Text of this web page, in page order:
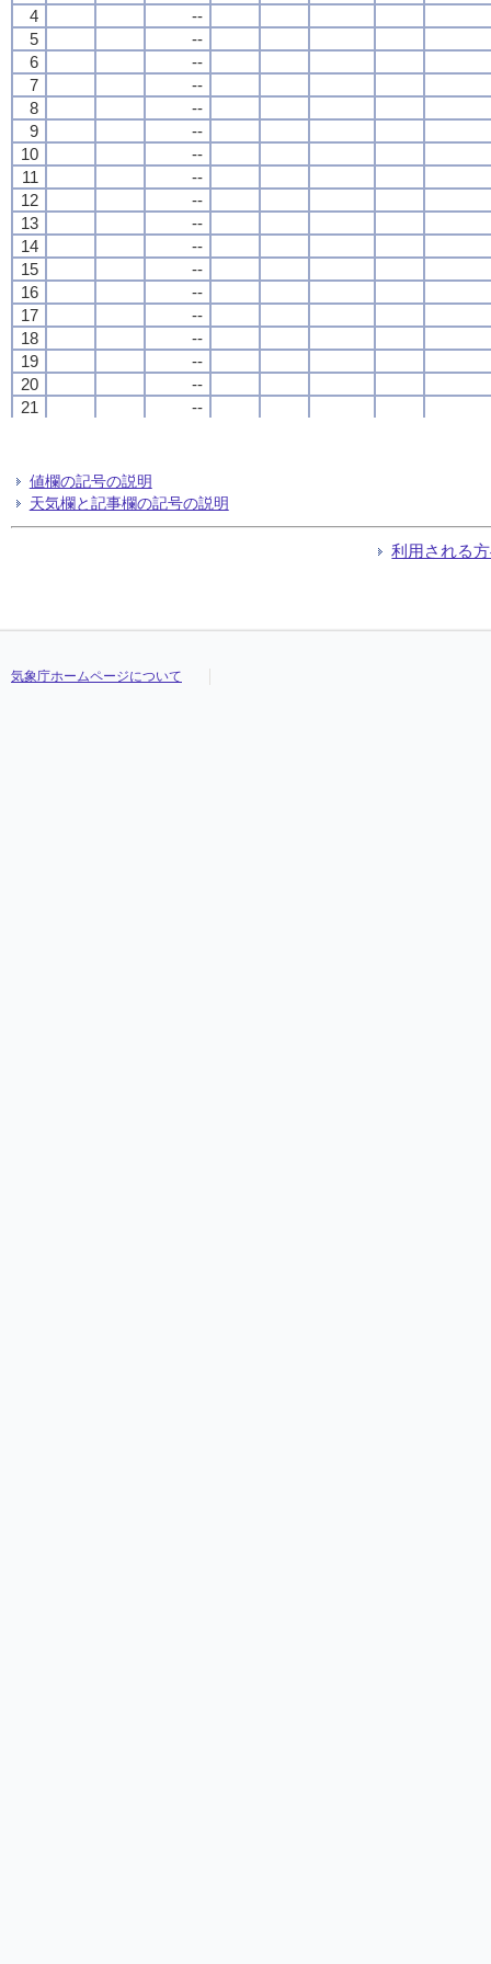
4
--
5
--
6
--
7
--
8
--
9
--
10
--
11
--
12
--
13
--
14
--
15
--
16
--
17
--
18
--
19
--
20
--
21
--
24
4
--
5
--
6
--
7
--
8
--
9
--
10
--
11
--
12
--
13
--
14
--
15
--
16
--
17
--
18
--
19
--
20
--
21
--
24
4
--
5
--
6
--
7
--
8
--
9
--
10
--
11
--
12
--
13
--
14
--
15
--
16
--
17
--
18
--
19
--
20
--
21
--
24
4
--
5
--
6
--
7
--
8
--
9
--
10
--
11
--
12
--
13
--
14
--
15
--
16
--
17
--
18
--
19
--
20
--
21
--
24
値欄の記号の説明
天気欄と記事欄の記号の説明
利用される
気象庁ホームページについて